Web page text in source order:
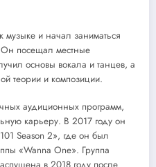
музыке и начал заниматься
Он посещал местные
основы вокала и танцев, а
теории и композиции.
аудиционных программ,
карьеру. В 2017 году он
Season 2», где он был
«Wanna One». Группа